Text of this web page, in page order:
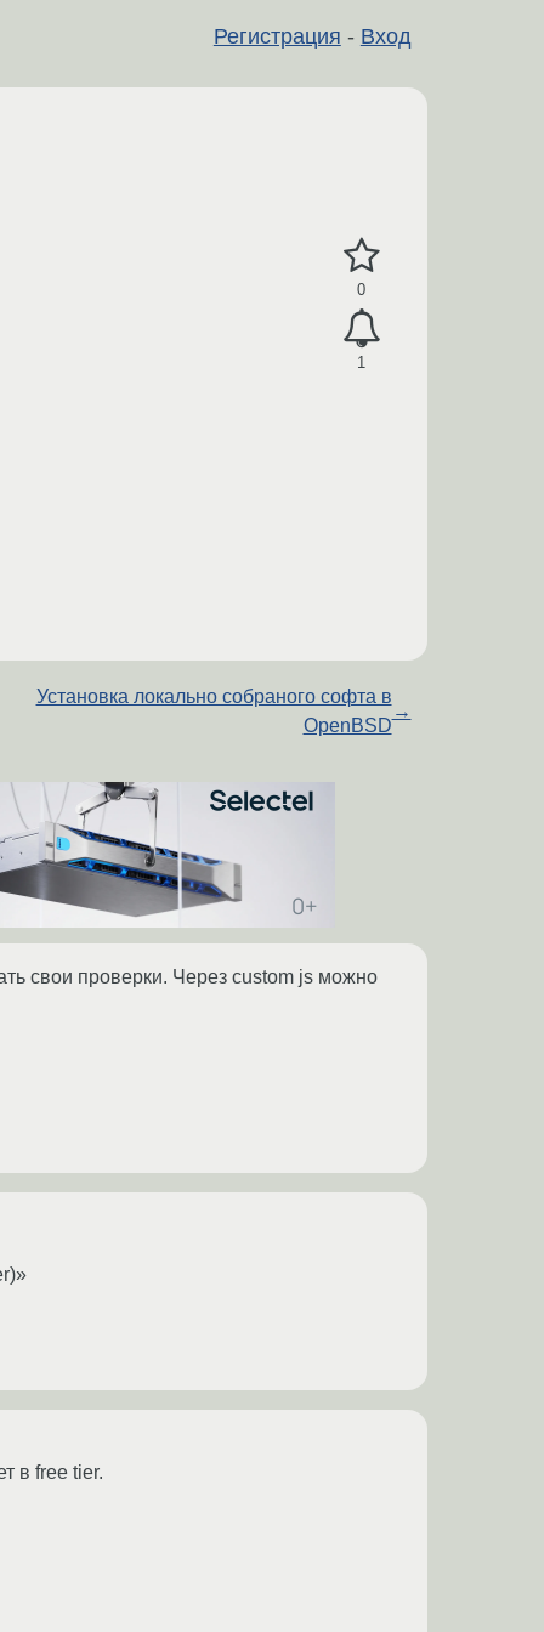
Регистрация - Вход
0
1
Установка локально собраного софта в
OpenBSD
→
свои проверки. Через custom js можно
в free tier.